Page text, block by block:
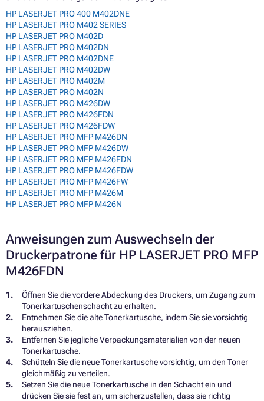
HP LASERJET PRO 400 M402DNE
HP LASERJET PRO M402 SERIES
HP LASERJET PRO M402D
HP LASERJET PRO M402DN
HP LASERJET PRO M402DNE
HP LASERJET PRO M402DW
HP LASERJET PRO M402M
HP LASERJET PRO M402N
HP LASERJET PRO M426DW
HP LASERJET PRO M426FDN
HP LASERJET PRO M426FDW
HP LASERJET PRO MFP M426DN
HP LASERJET PRO MFP M426DW
HP LASERJET PRO MFP M426FDN
HP LASERJET PRO MFP M426FDW
HP LASERJET PRO MFP M426FW
HP LASERJET PRO MFP M426M
HP LASERJET PRO MFP M426N
Anweisungen zum Auswechseln der
Druckerpatrone für HP LASERJET PRO MFP
M426FDN
Öffnen Sie die vordere Abdeckung des Druckers, um Zugang zum
Tonerkartuschenschacht zu erhalten.
Entnehmen Sie die alte Tonerkartusche, indem Sie sie vorsichtig
herausziehen.
Entfernen Sie jegliche Verpackungsmaterialien von der neuen
Tonerkartusche.
Schütteln Sie die neue Tonerkartusche vorsichtig, um den Toner
gleichmäßig zu verteilen.
Setzen Sie die neue Tonerkartusche in den Schacht ein und
drücken Sie sie fest an, um sicherzustellen, dass sie richtig